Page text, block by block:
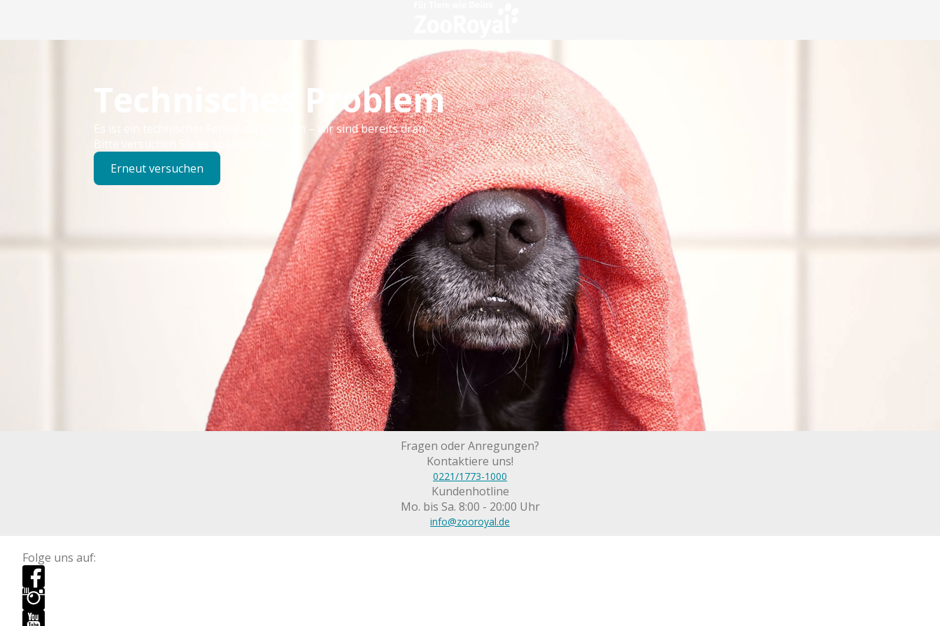
Technisches Problem
Es ist ein technischer Fehler aufgetreten – wir sind bereits dran.
Bitte versuchen Sie es später erneut.
Erneut versuchen
Fragen oder Anregungen?
Kontaktiere uns!
0221/1773-1000
Kundenhotline
Mo. bis Sa. 8:00 - 20:00 Uhr
info@zooroyal.de
Folge uns auf: